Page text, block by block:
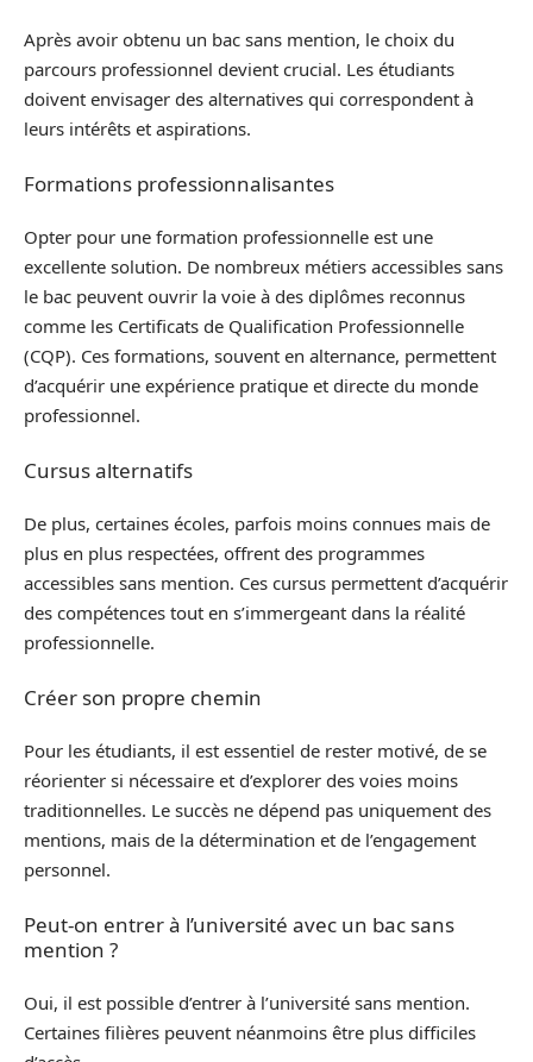
Après avoir obtenu un bac sans mention, le choix du
parcours professionnel devient crucial. Les étudiants
doivent envisager des alternatives qui correspondent à
leurs intérêts et aspirations.
Formations professionnalisantes
Opter pour une formation professionnelle est une
excellente solution. De nombreux métiers accessibles sans
le bac peuvent ouvrir la voie à des diplômes reconnus
comme les Certificats de Qualification Professionnelle
(CQP). Ces formations, souvent en alternance, permettent
d’acquérir une expérience pratique et directe du monde
professionnel.
Cursus alternatifs
De plus, certaines écoles, parfois moins connues mais de
plus en plus respectées, offrent des programmes
accessibles sans mention. Ces cursus permettent d’acquérir
des compétences tout en s’immergeant dans la réalité
professionnelle.
Créer son propre chemin
Pour les étudiants, il est essentiel de rester motivé, de se
réorienter si nécessaire et d’explorer des voies moins
traditionnelles. Le succès ne dépend pas uniquement des
mentions, mais de la détermination et de l’engagement
personnel.
Peut-on entrer à l’université avec un bac sans
mention ?
Oui, il est possible d’entrer à l’université sans mention.
Certaines filières peuvent néanmoins être plus difficiles